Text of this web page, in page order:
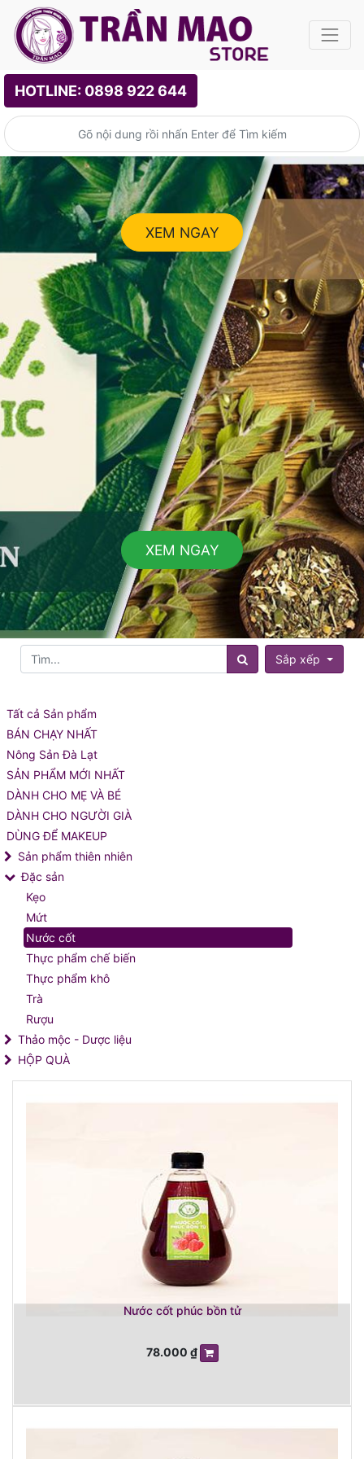
HOTLINE: 0898 922 644
XEM NGAY
XEM NGAY
Sắp xếp
Tất cả Sản phẩm
BÁN CHẠY NHẤT
Nông Sản Đà Lạt
SẢN PHẨM MỚI NHẤT
DÀNH CHO MẸ VÀ BÉ
DÀNH CHO NGƯỜI GIÀ
DÙNG ĐỂ MAKEUP
Sản phẩm thiên nhiên
Đặc sản
Kẹo
Mứt
Nước cốt
Thực phẩm chế biến
Thực phẩm khô
Trà
Rượu
Thảo mộc - Dược liệu
HỘP QUÀ
Nước cốt phúc bồn tử
78.000 ₫